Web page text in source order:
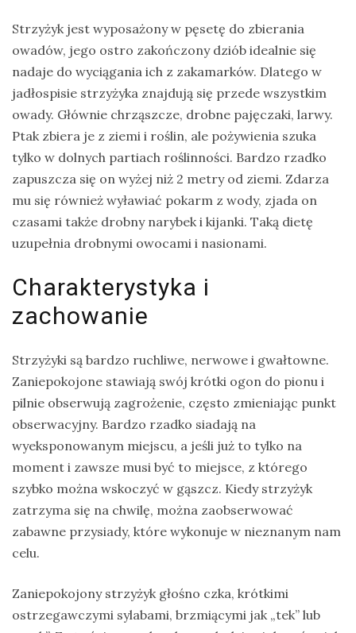
Strzyżyk jest wyposażony w pęsetę do zbierania
owadów, jego ostro zakończony dziób idealnie się
nadaje do wyciągania ich z zakamarków. Dlatego w
jadłospisie strzyżyka znajdują się przede wszystkim
owady. Głównie chrząszcze, drobne pajęczaki, larwy.
Ptak zbiera je z ziemi i roślin, ale pożywienia szuka
tylko w dolnych partiach roślinności. Bardzo rzadko
zapuszcza się on wyżej niż 2 metry od ziemi. Zdarza
mu się również wyławiać pokarm z wody, zjada on
czasami także drobny narybek i kijanki. Taką dietę
uzupełnia drobnymi owocami i nasionami.
Charakterystyka i
zachowanie
Strzyżyki są bardzo ruchliwe, nerwowe i gwałtowne.
Zaniepokojone stawiają swój krótki ogon do pionu i
pilnie obserwują zagrożenie, często zmieniając punkt
obserwacyjny. Bardzo rzadko siadają na
wyeksponowanym miejscu, a jeśli już to tylko na
moment i zawsze musi być to miejsce, z którego
szybko można wskoczyć w gąszcz. Kiedy strzyżyk
zatrzyma się na chwilę, można zaobserwować
zabawne przysiady, które wykonuje w nieznanym nam
celu.
Zaniepokojony strzyżyk głośno czka, krótkimi
ostrzegawczymi sylabami, brzmiącymi jak „tek” lub